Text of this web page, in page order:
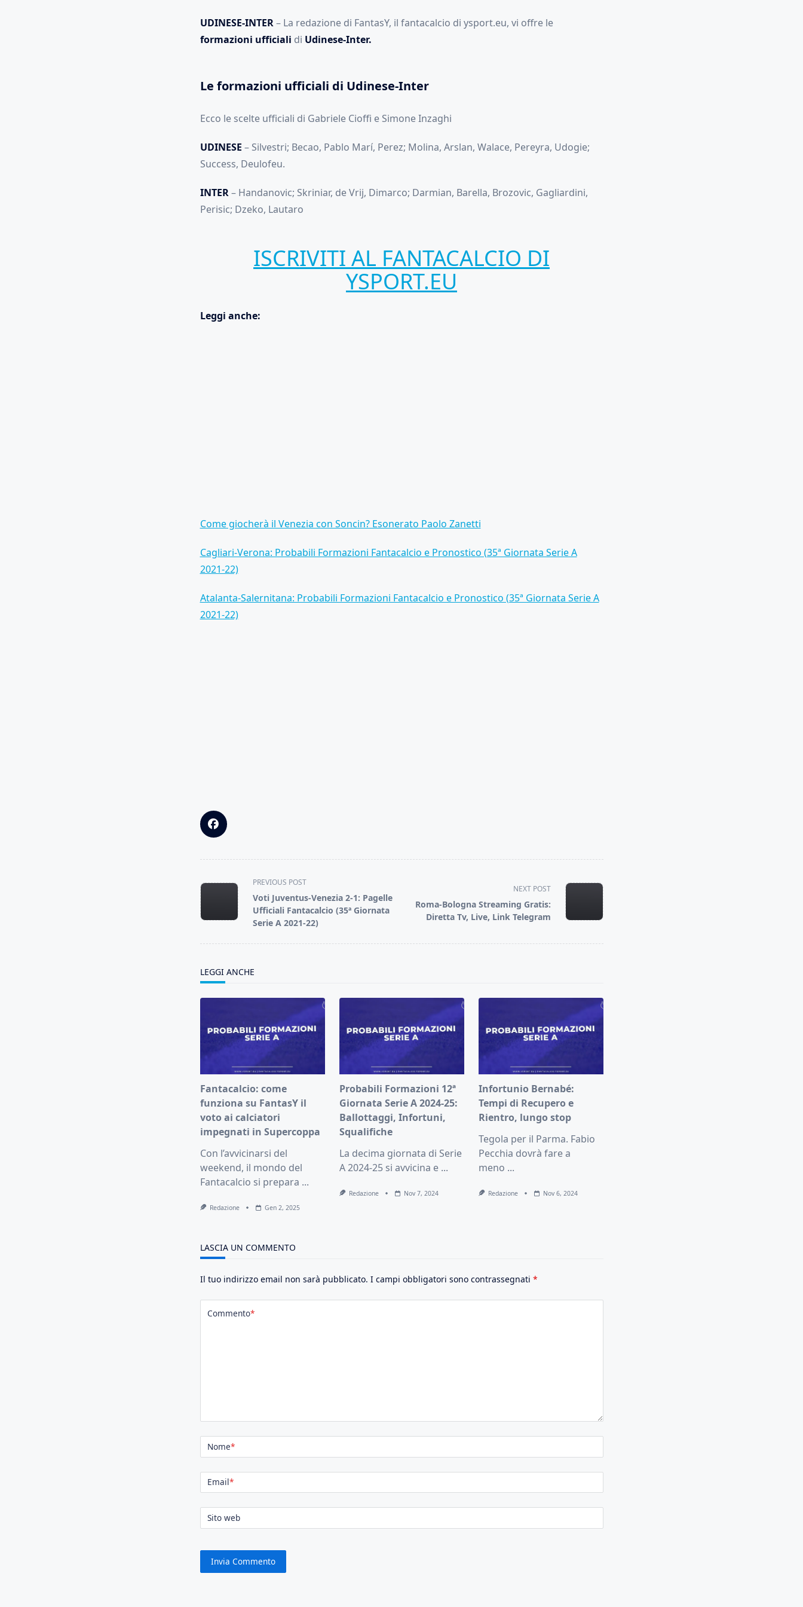
UDINESE-INTER– La redazione di FantasY, il fantacalcio di ysport.eu, vi offre le
formazioni ufficiali di Udinese-Inter.
Le formazioni ufficiali di Udinese-Inter
Ecco le scelte ufficiali di Gabriele Cioffi e Simone Inzaghi
UDINESE – Silvestri; Becao, Pablo Marí, Perez; Molina, Arslan, Walace, Pereyra, Udogie;
Success, Deulofeu.
INTER– Handanovic; Skriniar, de Vrij, Dimarco; Darmian, Barella, Brozovic, Gagliardini,
Perisic; Dzeko, Lautaro
ISCRIVITI AL FANTACALCIO DI
YSPORT.EU
Leggi anche:
Come giocherà il Venezia con Soncin? Esonerato Paolo Zanetti
Cagliari-Verona: Probabili Formazioni Fantacalcio e Pronostico (35ª Giornata Serie A
2021-22)
Atalanta-Salernitana: Probabili Formazioni Fantacalcio e Pronostico (35ª Giornata Serie A
2021-22)
<span
class="nav-
subtitle
screen-
PREVIOUS POST
Voti Juventus-Venezia 2-1: Pagelle
Ufficiali Fantacalcio (35ª Giornata
Serie A 2021-22)
NEXT POST
Roma-Bologna Streaming Gratis:
Diretta Tv, Live, Link Telegram
LEGGI ANCHE
Fantacalcio: come
funziona su FantasY il
voto ai calciatori
impegnati in Supercoppa
Con l’avvicinarsi del
weekend, il mondo del
Fantacalcio si prepara ...
Redazione Gen 2, 2025
Probabili Formazioni 12ª
Giornata Serie A 2024-25:
Ballottaggi, Infortuni,
Squalifiche
La decima giornata di Serie
A 2024-25 si avvicina e ...
Redazione Nov 7, 2024
Infortunio Bernabé:
Tempi di Recupero e
Rientro, lungo stop
Tegola per il Parma. Fabio
Pecchia dovrà fare a
meno ...
Redazione Nov 6, 2024
LASCIA UN COMMENTO
Il tuo indirizzo email non sarà pubblicato. I campi obbligatori sono contrassegnati *
Commento*
Nome*
Email*
Sito web